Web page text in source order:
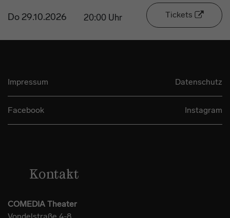
Do 29.10.2026 20:00 Uhr Tickets
Impressum Datenschutz
Facebook Instagram
Kontakt
COMEDIA Theater
Vondelstraße 4-8